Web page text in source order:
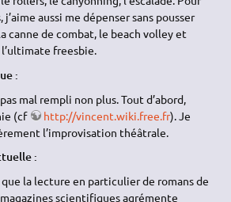
aussi me dépenser sans pousser
canne de combat, le beach volley et
freesbie.
:
mal rempli non plus. Tout d’abord,
(cf
http://vincent.wiki.free.fr). Je
l’improvisation théâtrale.
:
la lecture en particulier de romans de
scientifiques agrémente